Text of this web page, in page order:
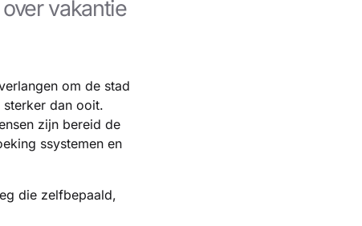
vakantie
om de stad
dan ooit.
zijn bereid de
ssystemen en
die zelfbepaald,